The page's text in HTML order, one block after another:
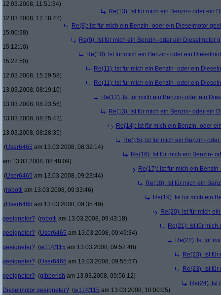
12.03.2008, 11:51:34)
Re(13): Ist für mich ein Benzin- oder ein
12.03.2008, 12:18:42)
Re(8): Ist für mich ein Benzin- oder ein Dieselmotor
15:00:38)
Re(9): Ist für mich ein Benzin- oder ein Dieselmotor
15:12:10)
Re(10): Ist für mich ein Benzin- oder ein
15:22:50)
Re(11): Ist für mich ein Benzin- oder ein
12.03.2008, 15:29:58)
Re(11): Ist für mich ein Benzin- oder ein
13.03.2008, 08:19:10)
Re(12): Ist für mich ein Benzin- oder ein
13.03.2008, 08:23:56)
Re(13): Ist für mich ein Benzin- oder ein
13.03.2008, 08:25:42)
Re(14): Ist für mich ein Benzin- oder
13.03.2008, 08:28:35)
Re(15): Ist für mich ein Benzin-
(User6465 am 13.03.2008, 08:32:14)
Re(16): Ist für mich ein Benzin-
am 13.03.2008, 08:48:09)
Re(17): Ist für mich ein
(User6465 am 13.03.2008, 09:23:44)
Re(18): Ist für mich ein
(robotti am 13.03.2008, 09:33:46)
Re(19): Ist für mich ein
(User6465 am 13.03.2008, 09:35:49)
Re(20): Ist für mich
geeigneter? (robotti am 13.03.2008, 09:43:18)
Re(21): Ist für
geeigneter? (User6465 am 13.03.2008, 09:49:34)
Re(22): Ist für
geeigneter? (w114/115 am 13.03.2008, 09:52:48)
Re(23): Ist
geeigneter? (User6465 am 13.03.2008, 09:55:57)
Re(23): Ist
geeigneter? (gibberish am 13.03.2008, 09:56:12)
Re(24): Ist
Dieselmotor geeigneter? (w114/115 am 13.03.2008, 10:00:05)